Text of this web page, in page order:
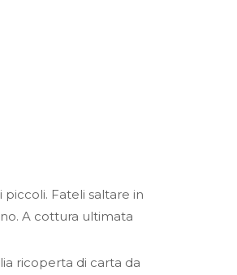
Fateli saltare in
A cottura ultimata
ricoperta di carta da